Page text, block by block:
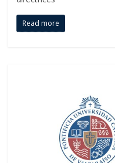
Read more